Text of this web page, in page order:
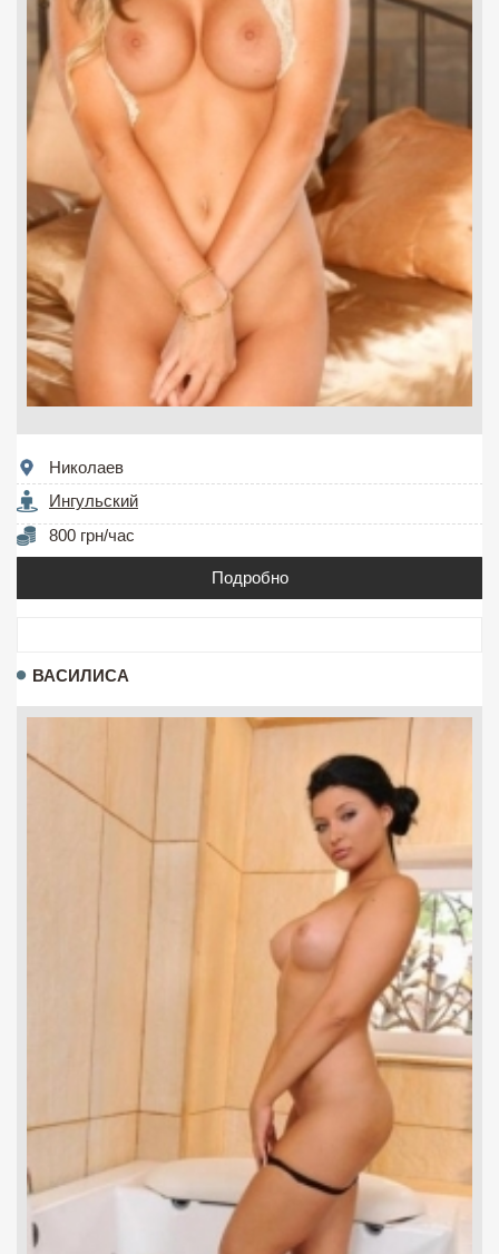
Николаев
Ингульский
800 грн/час
Подробно
ВАСИЛИСА